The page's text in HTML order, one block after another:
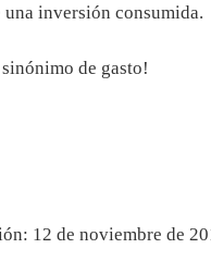
inversión consumida.
sinónimo de gasto!
12 de noviembre de